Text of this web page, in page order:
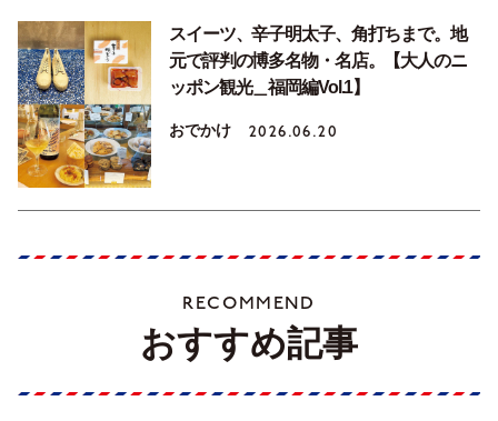
スイーツ、辛子明太子、角打ちまで。地
元で評判の博多名物・名店。【大人のニ
ッポン観光＿福岡編Vol.1】
おでかけ 2026.06.20
RECOMMEND
おすすめ記事